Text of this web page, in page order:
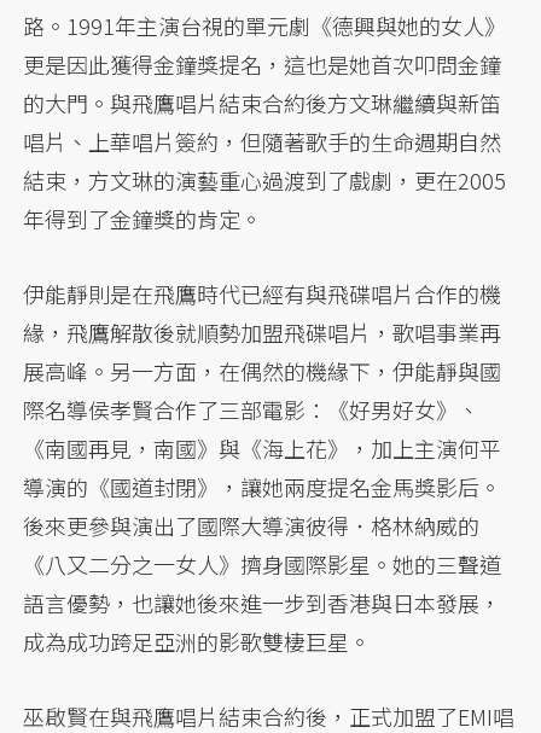
路。1991年主演台視的單元劇《德興與她的女人》
更是因此獲得金鐘獎提名，這也是她首次叩問金鐘
的大門。與飛鷹唱片結束合約後方文琳繼續與新笛
唱片、上華唱片簽約，但隨著歌手的生命週期自然
結束，方文琳的演藝重心過渡到了戲劇，更在2005
年得到了金鐘獎的肯定。
伊能靜則是在飛鷹時代已經有與飛碟唱片合作的機
緣，飛鷹解散後就順勢加盟飛碟唱片，歌唱事業再
展高峰。另一方面，在偶然的機緣下，伊能靜與國
際名導侯孝賢合作了三部電影：《好男好女》、
《南國再見，南國》與《海上花》，加上主演何平
導演的《國道封閉》，讓她兩度提名金馬獎影后。
後來更參與演出了國際大導演彼得．格林納威的
《八又二分之一女人》擠身國際影星。她的三聲道
語言優勢，也讓她後來進一步到香港與日本發展，
成為成功跨足亞洲的影歌雙棲巨星。
巫啟賢在與飛鷹唱片結束合約後，正式加盟了EMI唱